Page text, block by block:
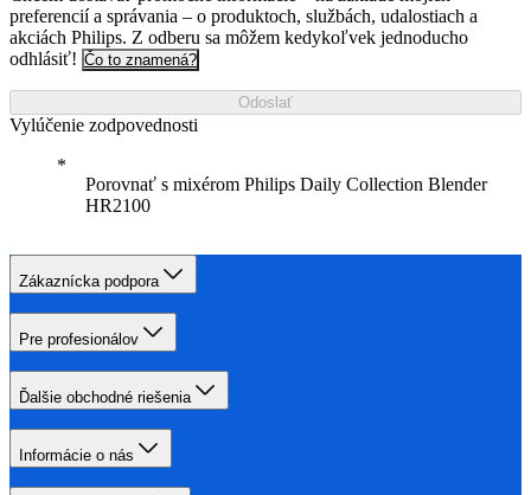
preferencií a správania – o produktoch, službách, udalostiach a
akciách Philips. Z odberu sa môžem kedykoľvek jednoducho
odhlásiť! Čo to znamená?
Odoslať
Vylúčenie zodpovednosti
Porovnať s mixérom Philips Daily Collection Blender
HR2100
Zákaznícka podpora
Pre profesionálov
Ďalšie obchodné riešenia
Informácie o nás